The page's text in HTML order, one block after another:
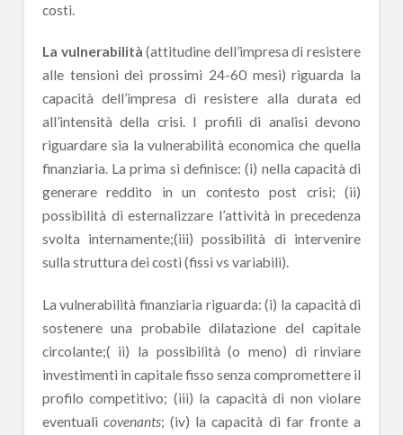
costi.
La vulnerabilità (attitudine dell’impresa di resistere
alle tensioni dei prossimi 24-60 mesi) riguarda la
capacità dell’impresa di resistere alla durata ed
all’intensità della crisi. I profili di analisi devono
riguardare sia la vulnerabilità economica che quella
finanziaria. La prima si definisce: (i) nella capacità di
generare reddito in un contesto post crisi; (ii)
possibilità di esternalizzare l’attività in precedenza
svolta internamente;(iii) possibilità di intervenire
sulla struttura dei costi (fissi vs variabili).
La vulnerabilità finanziaria riguarda: (i) la capacità di
sostenere una probabile dilatazione del capitale
circolante;( ii) la possibilità (o meno) di rinviare
investimenti in capitale fisso senza compromettere il
profilo competitivo; (iii) la capacità di non violare
eventualicovenants; (iv) la capacità di far fronte a